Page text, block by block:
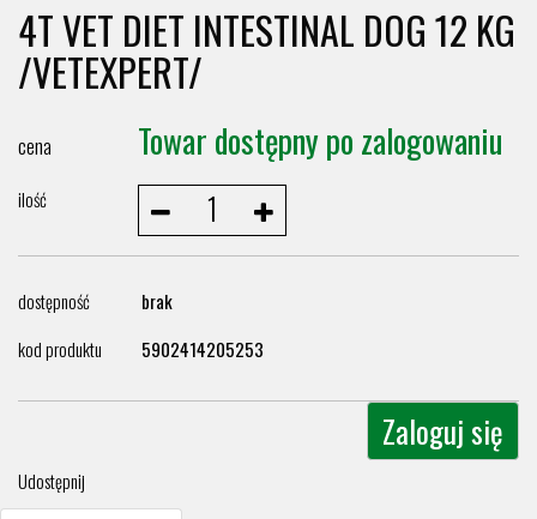
4T VET DIET INTESTINAL DOG 12 KG
/VETEXPERT/
cena Towar dostępny po zalogowaniu
ilość
dostępność
brak
kod produktu
5902414205253
Zaloguj się
Udostępnij